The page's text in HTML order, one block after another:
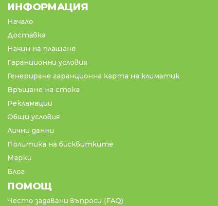
ИНФОРМАЦИЯ
Начало
Доставка
Начин на плащане
Гаранционни условия
Генериране гаранционна карта на климатик
Връщане на стока
Рекламации
Общи условия
Лични данни
Политика на бисквитките
Марки
Блог
ПОМОЩ
Често задавани въпроси (FAQ)